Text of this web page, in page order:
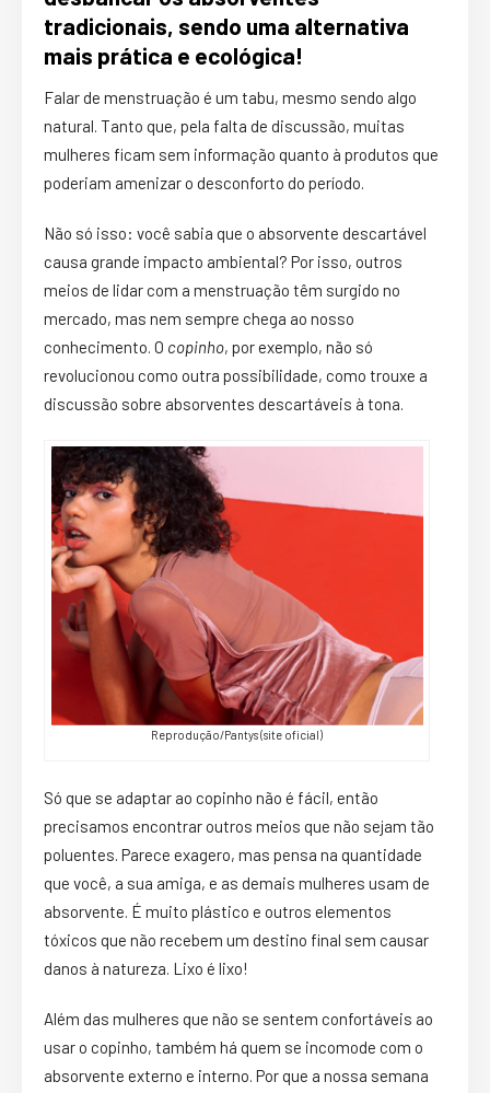
tradicionais, sendo uma alternativa
mais prática e ecológica!
Falar de menstruação é um tabu, mesmo sendo algo
natural. Tanto que, pela falta de discussão, muitas
mulheres ficam sem informação quanto à produtos que
poderiam amenizar o desconforto do período.
Não só isso: você sabia que o absorvente descartável
causa grande impacto ambiental? Por isso, outros
meios de lidar com a menstruação têm surgido no
mercado, mas nem sempre chega ao nosso
conhecimento. O copinho, por exemplo, não só
revolucionou como outra possibilidade, como trouxe a
discussão sobre absorventes descartáveis à tona.
Reprodução/Pantys (site oficial)
Só que se adaptar ao copinho não é fácil, então
precisamos encontrar outros meios que não sejam tão
poluentes. Parece exagero, mas pensa na quantidade
que você, a sua amiga, e as demais mulheres usam de
absorvente. É muito plástico e outros elementos
tóxicos que não recebem um destino final sem causar
danos à natureza. Lixo é lixo!
Além das mulheres que não se sentem confortáveis ao
usar o copinho, também há quem se incomode com o
absorvente externo e interno. Por que a nossa semana